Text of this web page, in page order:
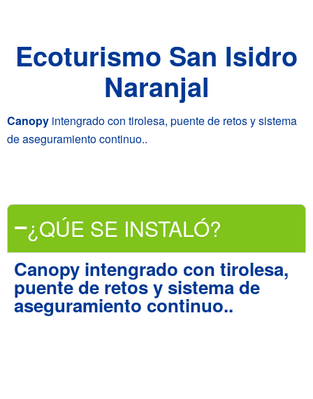
Ecoturismo San Isidro
Naranjal
Canopy intengrado con tirolesa, puente de retos y sistema
de aseguramiento continuo..
¿QÚE SE INSTALÓ?
Canopy intengrado con tirolesa,
puente de retos y sistema de
aseguramiento continuo..